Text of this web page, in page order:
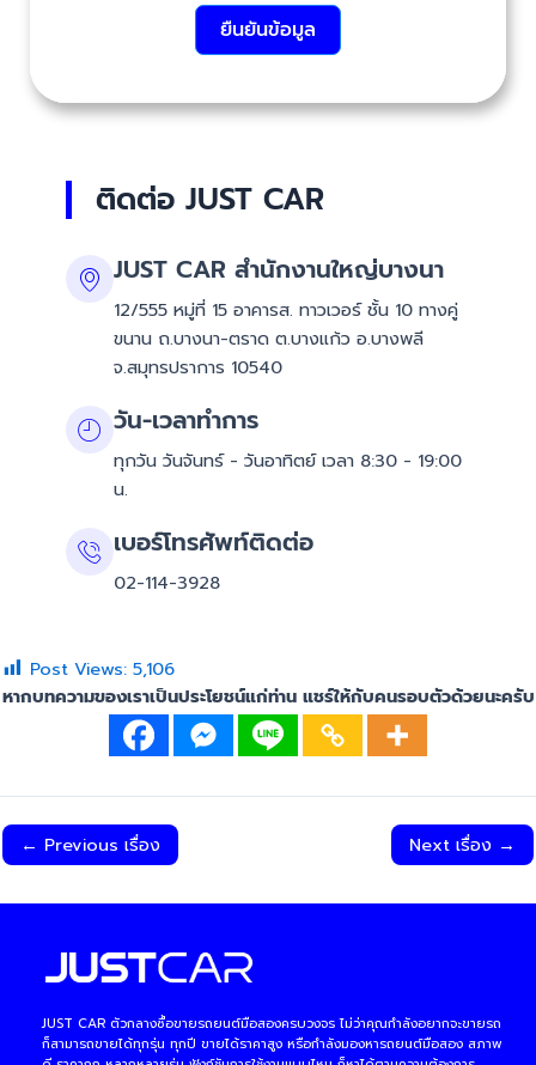
ยืนยันข้อมูล
ติดต่อ JUST CAR
JUST CAR สำนักงานใหญ่บางนา
12/555 หมู่ที่ 15 อาคารส. ทาวเวอร์ ชั้น 10 ทางคู่
ขนาน ถ.บางนา-ตราด ต.บางแก้ว อ.บางพลี
จ.สมุทรปราการ 10540
วัน-เวลาทำการ
ทุกวัน วันจันทร์ - วันอาทิตย์ เวลา 8:30 - 19:00
น.
เบอร์โทรศัพท์ติดต่อ
02-114-3928
Post Views: 5,106
หากบทความของเราเป็นประโยชน์แก่ท่าน แชร์ให้กับคนรอบตัวด้วยนะครับ
← Previous เรื่อง Next เรื่อง →
JUST CAR ตัวกลางซื้อขายรถยนต์มือสองครบวงจร ไม่ว่าคุณกำลังอยากจะขายรถ
ก็สามารถขายได้ทุกรุ่น ทุกปี ขายได้ราคาสูง หรือกำลังมองหารถยนต์มือสอง สภาพ